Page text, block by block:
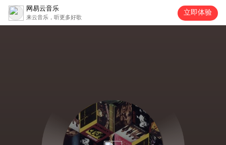
网易云音乐
来云音乐，听更多好歌
立即体验